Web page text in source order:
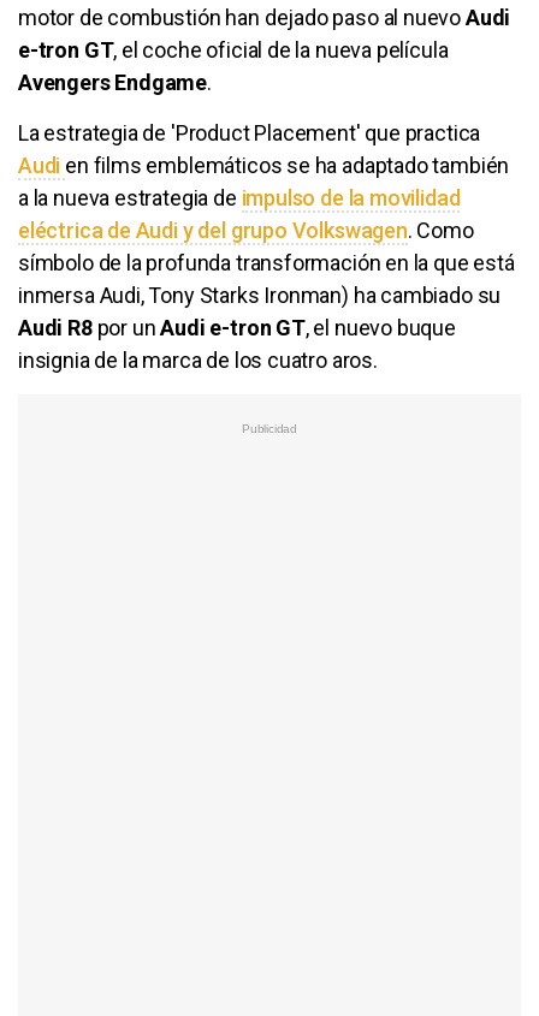
motor de combustión han dejado paso al nuevoAudi
e-tron GT, el coche oficial de la nueva película
Avengers Endgame.
La estrategia de 'Product Placement' que practica
Audi en films emblemáticos se ha adaptado también
a la nueva estrategia de impulso de la movilidad
eléctrica de Audi y del grupo Volkswagen. Como
símbolo de la profunda transformación en la que está
inmersa Audi, Tony Starks Ironman) ha cambiado su
Audi R8por unAudi e-tron GT, el nuevo buque
insignia de la marca de los cuatro aros.